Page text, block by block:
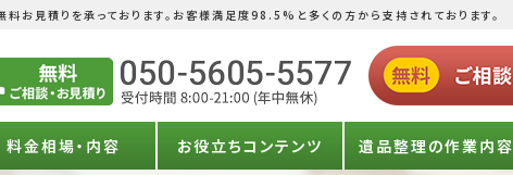
お見積りを承っております。お客様満足度98.5%と多くの方から支持されております。
料金相場・内容 お役立ちコンテンツ 遺品整理の作業内容